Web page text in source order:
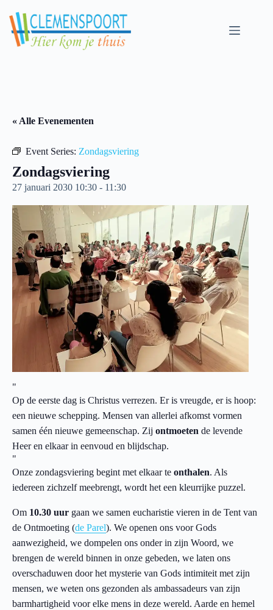
content
« Alle Evenementen
Event Series: Zondagsviering
Zondagsviering
27 januari 2030 10:30 - 11:30
Op de eerste dag is Christus verrezen. Er is vreugde, er is hoop:
een nieuwe schepping. Mensen van allerlei afkomst vormen
samen één nieuwe gemeenschap. Zij ontmoeten de levende
Heer en elkaar in eenvoud en blijdschap.
Onze zondagsviering begint met elkaar te onthalen. Als
iedereen zichzelf meebrengt, wordt het een kleurrijke puzzel.
Om 10.30 uur gaan we samen eucharistie vieren in de Tent van
de Ontmoeting (de Parel). We openen ons voor Gods
aanwezigheid, we dompelen ons onder in zijn Woord, we
brengen de wereld binnen in onze gebeden, we laten ons
overschaduwen door het mysterie van Gods intimiteit met zijn
mensen, we weten ons gezonden als ambassadeurs van zijn
barmhartigheid voor elke mens in deze wereld. Aarde en hemel